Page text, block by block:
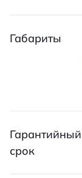
Габариты
Гарантийный
срок